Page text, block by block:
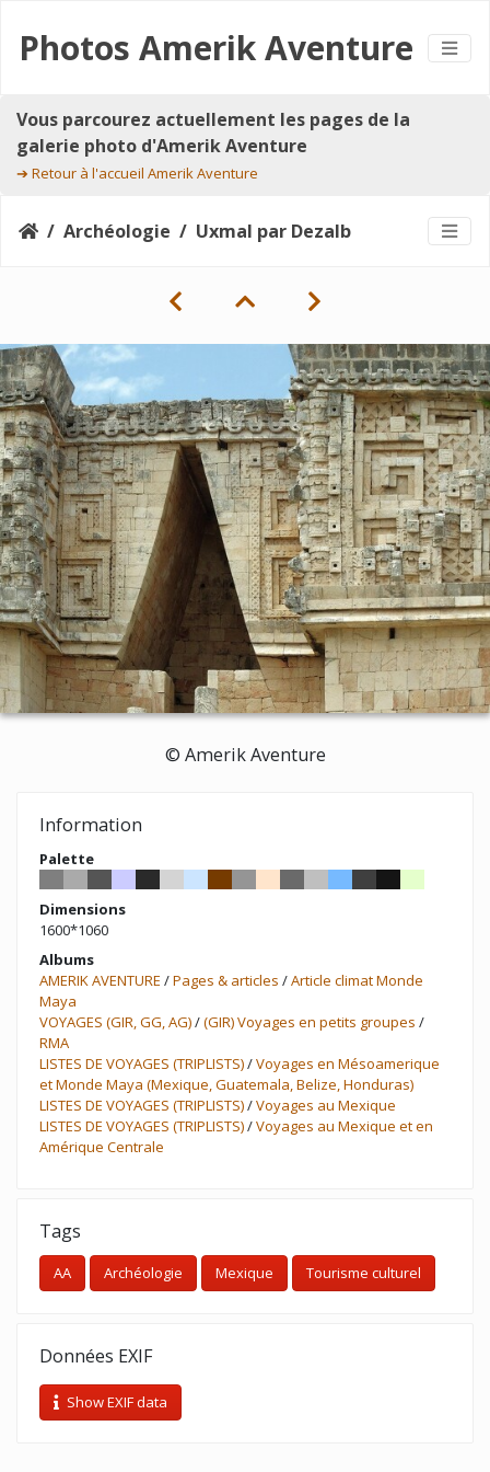
Photos Amerik Aventure
Vous parcourez actuellement les pages de la
galerie photo d'Amerik Aventure
➔ Retour à l'accueil Amerik Aventure
Archéologie Uxmal par Dezalb
© Amerik Aventure
Information
Palette
Dimensions
1600*1060
Albums
AMERIK AVENTURE /Pages & articles /Article climat Monde
Maya
VOYAGES (GIR, GG, AG)/(GIR) Voyages en petits groupes /
RMA
LISTES DE VOYAGES (TRIPLISTS)/Voyages en Mésoamerique
et Monde Maya (Mexique, Guatemala, Belize, Honduras)
LISTES DE VOYAGES (TRIPLISTS)/Voyages au Mexique
LISTES DE VOYAGES (TRIPLISTS)/Voyages au Mexique et en
Amérique Centrale
Tags
AA Archéologie Mexique Tourisme culturel
Données EXIF
Show EXIF data